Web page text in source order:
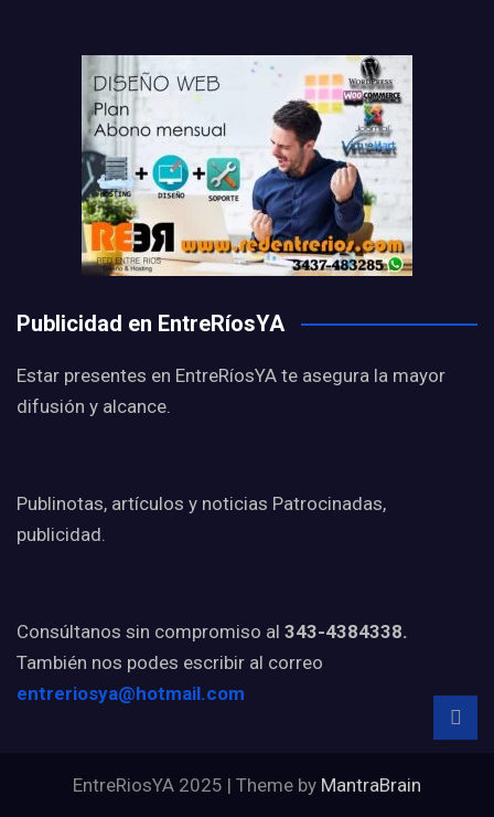
Publicidad en EntreRíosYA
Estar presentes en EntreRíosYA te asegura la mayor
difusión y alcance.
Publinotas, artículos y noticias Patrocinadas,
publicidad.
Consúltanos sin compromiso al 343-4384338.
También nos podes escribir al correo
entreriosya@hotmail.com
EntreRiosYA 2025 | Theme by MantraBrain